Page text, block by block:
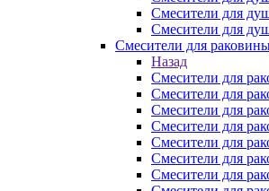
Смесители для
Смесители для
Смесители для
Назад
Смесители для
Смесители для
Смесители для
Смесители для
Смесители для
Смесители для
Смесители для